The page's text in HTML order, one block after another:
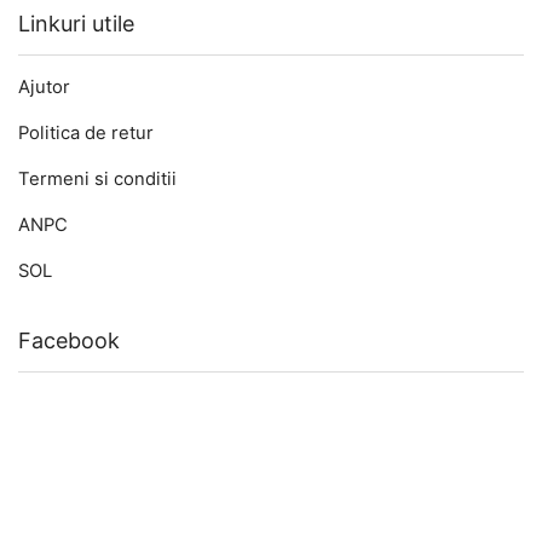
Linkuri utile
Ajutor
Politica de retur
Termeni si conditii
ANPC
SOL
Facebook